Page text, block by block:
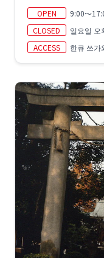
OPEN
9:00～
CLOSED
일요일 오
ACCESS
한큐 쓰가